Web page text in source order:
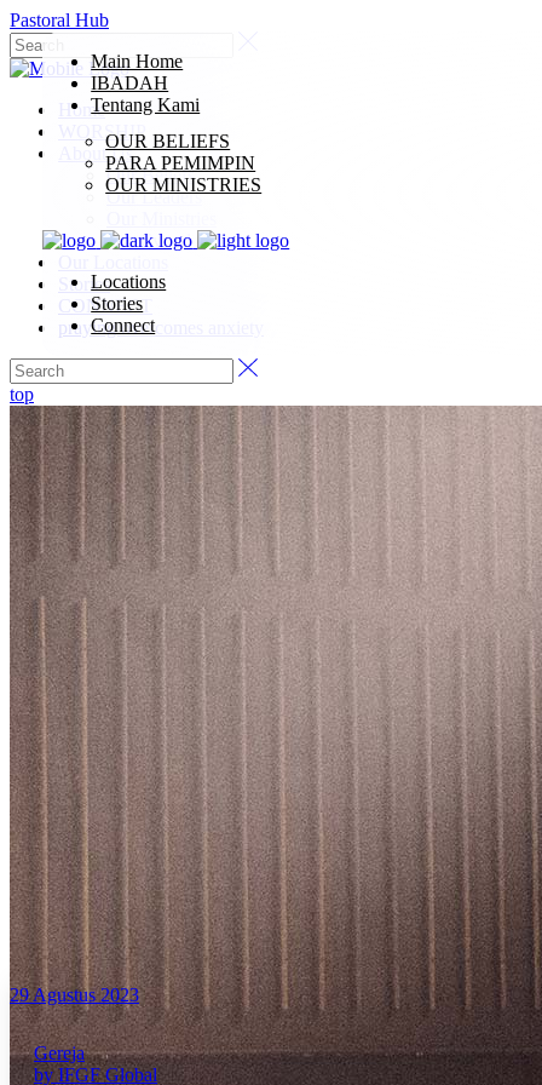
Pastoral Hub
Main Home
IBADAH
Tentang Kami
OUR BELIEFS
PARA PEMIMPIN
OUR MINISTRIES
Locations
Stories
Connect
Home
WORSHIP
About Us
Our Beliefs
Our Leaders
Our Synod
Stories
CONNECT
praying overcomes anxiety
top
29 Agustus 2023
Gereja
by IFGF Global